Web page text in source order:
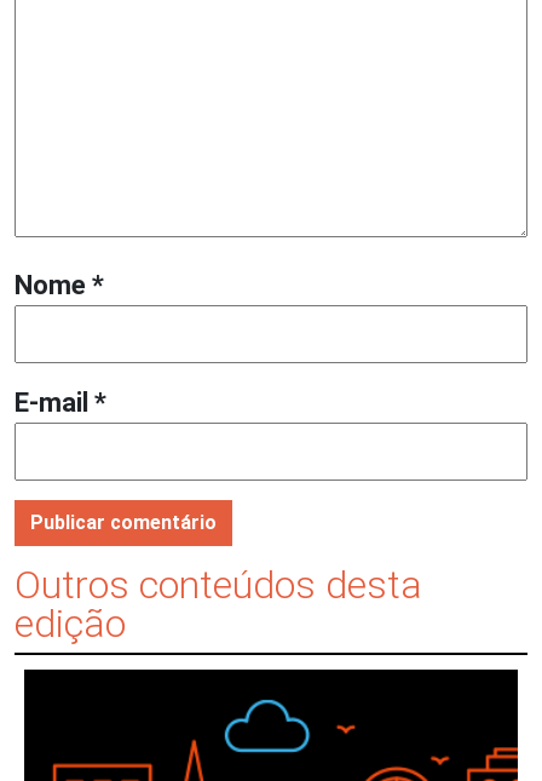
Nome *
E-mail *
Outros conteúdos desta
edição